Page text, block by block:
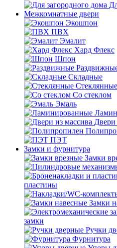
Межкомнатные двери
Экошпон
ПВХ
Эмалит
Хард Флекс
Шпон
Складные
Стеклянные
Со стеклом
Эмаль
Двери
ПЭТ
Замки и фурнитура
Замки
пластины
Замки
замки
Ручки
Фурнитура